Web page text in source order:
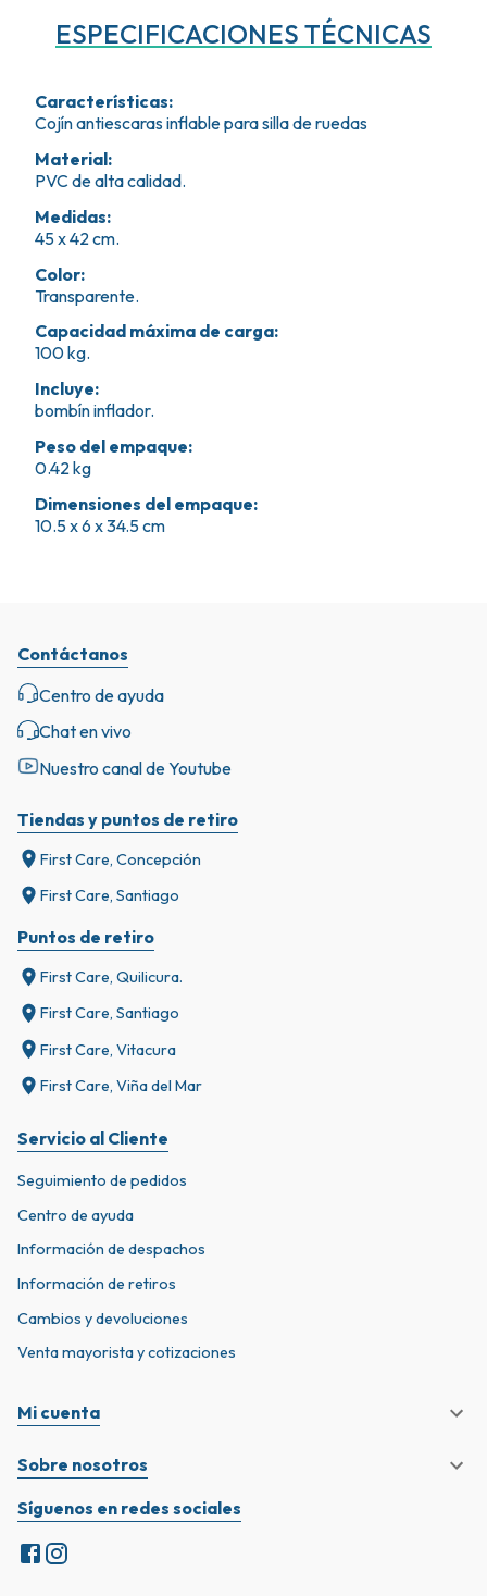
ESPECIFICACIONES TÉCNICAS
Características:
Cojín antiescaras inflable para silla de ruedas
Material:
PVC de alta calidad.
Medidas:
45 x 42 cm.
Color:
Transparente.
Capacidad máxima de carga:
100 kg.
Incluye:
bombín inflador.
Peso del empaque:
0.42 kg
Dimensiones del empaque:
10.5 x 6 x 34.5 cm
Tiendas y puntos de retiro
First Care, Concepción
First Care, Santiago
Puntos de retiro
First Care, Quilicura.
First Care, Santiago
First Care, Vitacura
First Care, Viña del Mar
Servicio al Cliente
Seguimiento de pedidos
Centro de ayuda
Información de despachos
Información de retiros
Cambios y devoluciones
Venta mayorista y cotizaciones
Mi cuenta
Sobre nosotros
Contáctanos
Centro de ayuda
Chat en vivo
Nuestro canal de Youtube
Síguenos en redes sociales